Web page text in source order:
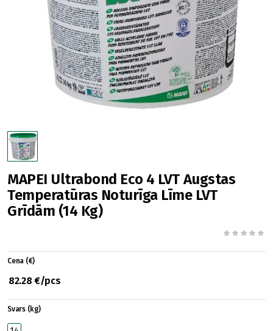
MAPEI Ultrabond Eco 4 LVT Augstas
Temperatūras Noturīga Līme LVT
Grīdām (14 Kg)
Cena (€)
82.28 €/pcs
Svars (kg)